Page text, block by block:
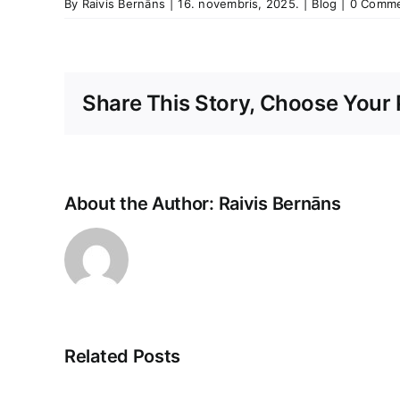
By Raivis Bernāns 16. novembris, 2025. Blog 0
Share This Story, Choose Your
About the Author: Raivis Bernāns
Related Posts